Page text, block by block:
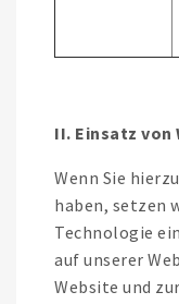
II. Einsatz von
Wenn Sie
haben, setzen
Technologie
auf unserer
Website und